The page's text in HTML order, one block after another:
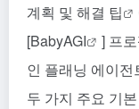
계획 및 해결 팁
[BabyAGI
] 프
인 플래닝 에이
두 가지 주요 기